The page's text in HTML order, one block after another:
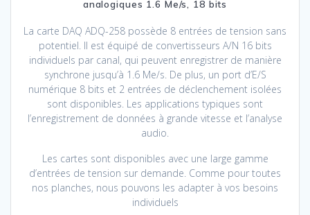
analogiques 1.6 Me/s, 18 bits
La carte DAQ ADQ-258 possède 8 entrées de tension sans
potentiel. Il est équipé de convertisseurs A/N 16 bits
individuels par canal, qui peuvent enregistrer de manière
synchrone jusqu’à 1.6 Me/s. De plus, un port d’E/S
numérique 8 bits et 2 entrées de déclenchement isolées
sont disponibles. Les applications typiques sont
l’enregistrement de données à grande vitesse et l’analyse
audio.
Les cartes sont disponibles avec une large gamme
d’entrées de tension sur demande. Comme pour toutes
nos planches, nous pouvons les adapter à vos besoins
individuels